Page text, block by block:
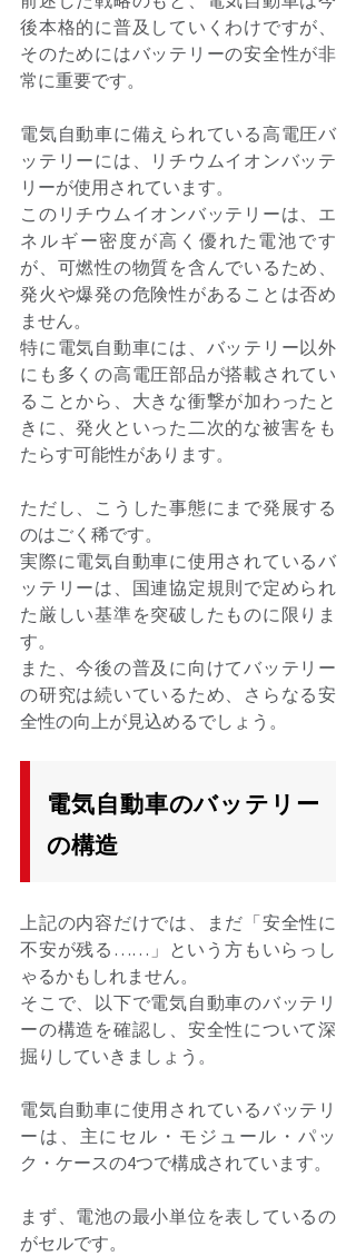
後本格的に普及していくわけですが、
そのためにはバッテリーの安全性が非
常に重要です。
電気自動車に備えられている高電圧バ
ッテリーには、リチウムイオンバッテ
リーが使用されています。
このリチウムイオンバッテリーは、エ
ネルギー密度が高く優れた電池です
が、可燃性の物質を含んでいるため、
発火や爆発の危険性があることは否め
ません。
特に電気自動車には、バッテリー以外
にも多くの高電圧部品が搭載されてい
ることから、大きな衝撃が加わったと
きに、発火といった二次的な被害をも
たらす可能性があります。
ただし、こうした事態にまで発展する
のはごく稀です。
実際に電気自動車に使用されているバ
ッテリーは、国連協定規則で定められ
た厳しい基準を突破したものに限りま
す。
また、今後の普及に向けてバッテリー
の研究は続いているため、さらなる安
全性の向上が見込めるでしょう。
電気自動車のバッテリー
の構造
上記の内容だけでは、まだ「安全性に
不安が残る……」という方もいらっし
ゃるかもしれません。
そこで、以下で電気自動車のバッテリ
ーの構造を確認し、安全性について深
掘りしていきましょう。
電気自動車に使用されているバッテリ
ーは、主にセル・モジュール・パッ
ク・ケースの4つで構成されています。
まず、電池の最小単位を表しているの
がセルです。